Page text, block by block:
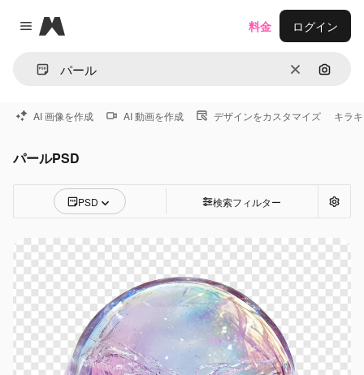
Close menu
Magnific
消去 画像で
料金 ログイン
AI 画像を作成 AI 動画を作成 デザインをカスタマイズ キラ
パールPSD
PSD 検索フィルター